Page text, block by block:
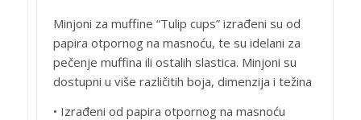
Minjoni za muffine “Tulip cups” izrađeni su od
papira otpornog na masnoću, te su idelani za
pečenje muffina ili ostalih slastica. Minjoni su
dostupni u više različitih boja, dimenzija i težina
• Izrađeni od papira otpornog na masnoću